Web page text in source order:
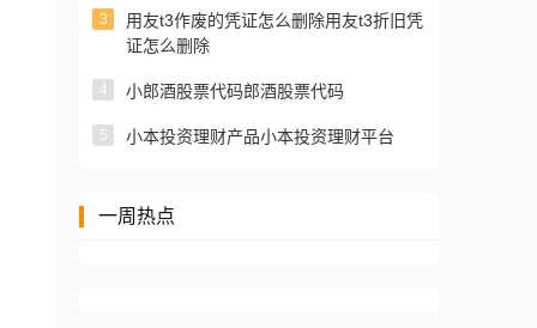
3
用友t3作废的凭证怎么删除用友t3折旧凭
证怎么删除
4 小郎酒股票代码郎酒股票代码
5 小本投资理财产品小本投资理财平台
一周热点